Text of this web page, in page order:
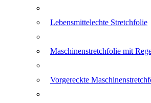
Lebensmittelechte Stretchfolie
Maschinenstretchfolie mit
Vorgereckte